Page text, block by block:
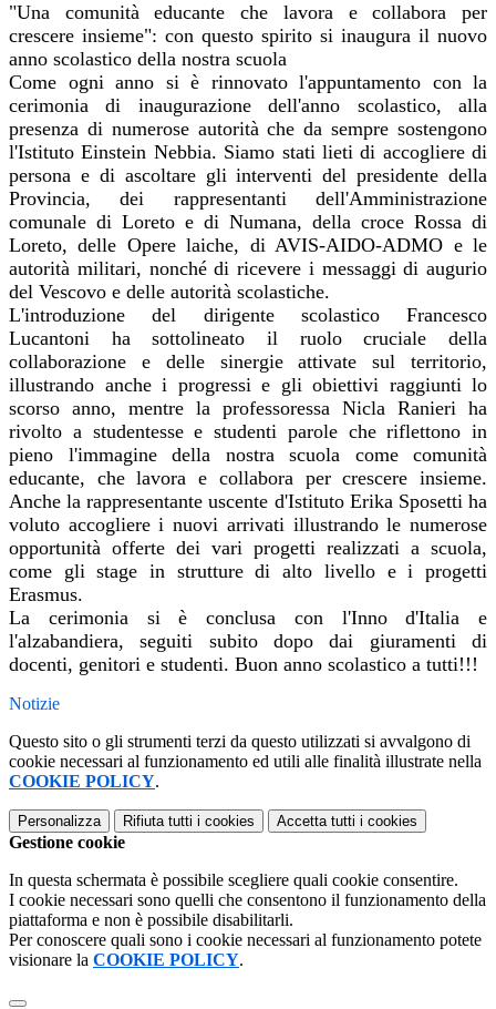
"Una comunità educante che lavora e collabora per
crescere insieme": con questo spirito si inaugura il nuovo
anno scolastico della nostra scuola
Come ogni anno si è rinnovato l'appuntamento con la
cerimonia di inaugurazione dell'anno scolastico, alla
presenza di numerose autorità che da sempre sostengono
l'Istituto Einstein Nebbia. Siamo stati lieti di accogliere di
persona e di ascoltare gli interventi del presidente della
Provincia, dei rappresentanti dell'Amministrazione
comunale di Loreto e di Numana, della croce Rossa di
Loreto, delle Opere laiche, di AVIS-AIDO-ADMO e le
autorità militari, nonché di ricevere i messaggi di augurio
del Vescovo e delle autorità scolastiche.
L'introduzione del dirigente scolastico Francesco
Lucantoni ha sottolineato il ruolo cruciale della
collaborazione e delle sinergie attivate sul territorio,
illustrando anche i progressi e gli obiettivi raggiunti lo
scorso anno, mentre la professoressa Nicla Ranieri ha
rivolto a studentesse e studenti parole che riflettono in
pieno l'immagine della nostra scuola come comunità
educante, che lavora e collabora per crescere insieme.
Anche la rappresentante uscente d'Istituto Erika Sposetti ha
voluto accogliere i nuovi arrivati illustrando le numerose
opportunità offerte dei vari progetti realizzati a scuola,
come gli stage in strutture di alto livello e i progetti
Erasmus.
La cerimonia si è conclusa con l'Inno d'Italia e
l'alzabandiera, seguiti subito dopo dai giuramenti di
docenti, genitori e studenti. Buon anno scolastico a tutti!!!
Notizie
Questo sito o gli strumenti terzi da questo utilizzati si avvalgono di
cookie necessari al funzionamento ed utili alle finalità illustrate nella
COOKIE POLICY.
Personalizza Rifiuta tutti i cookies Accetta tutti i cookies
Gestione cookie
In questa schermata è possibile scegliere quali cookie consentire.
I cookie necessari sono quelli che consentono il funzionamento della
piattaforma e non è possibile disabilitarli.
Per conoscere quali sono i cookie necessari al funzionamento potete
visionare la COOKIE POLICY.